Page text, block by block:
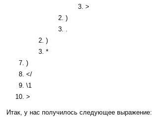
>
)
.
)
*
)
</
\1
>
Итак, у нас получилось следующее выражение: